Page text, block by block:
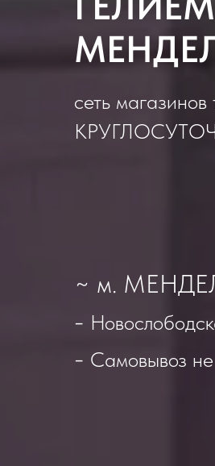
сеть
~ м.
-
- Самовывоз не